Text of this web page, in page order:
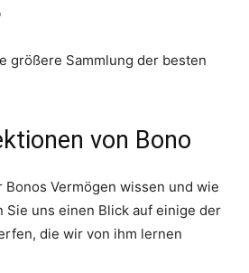
größere Sammlung der besten
von Bono
Bonos Vermögen wissen und wie
Sie uns einen Blick auf einige der
die wir von ihm lernen